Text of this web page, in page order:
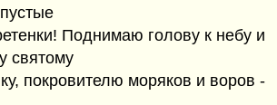
Поднимаю голову к небу и
святому
покровителю моряков и воров -